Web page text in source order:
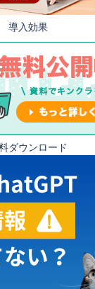
導入効果
ダウンロード